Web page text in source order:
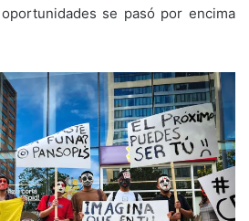
se pasó por encima